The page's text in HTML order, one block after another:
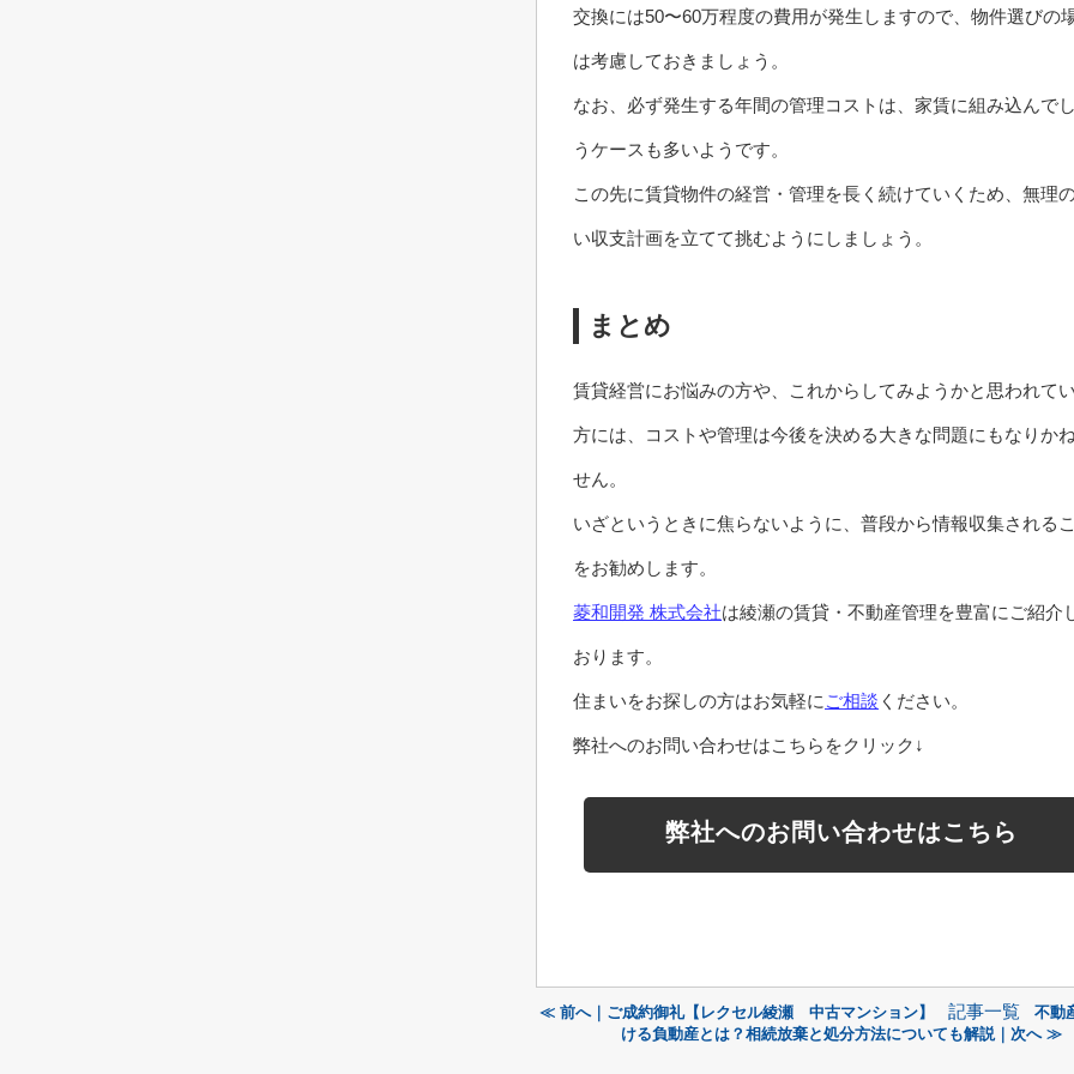
交換には50〜60万程度の費用が発生しますので、物件選びの
は考慮しておきましょう。
なお、必ず発生する年間の管理コストは、家賃に組み込んで
うケースも多いようです。
この先に賃貸物件の経営・管理を長く続けていくため、無理
い収支計画を立てて挑むようにしましょう。
まとめ
賃貸経営にお悩みの方や、これからしてみようかと思われて
方には、コストや管理は今後を決める大きな問題にもなりか
せん。
いざというときに焦らないように、普段から情報収集される
をお勧めします。
菱和開発 株式会社は綾瀬の賃貸・不動産管理を豊富にご紹介
おります。
住まいをお探しの方はお気軽に ご相談 ください。
弊社へのお問い合わせはこちらをクリック↓
弊社へのお問い合わせはこちら
≪ 前へ｜ご成約御礼【レクセル綾瀬 中古マンション】 記事一覧
不動
ける負動産とは？相続放棄と処分方法についても解説｜次へ ≫